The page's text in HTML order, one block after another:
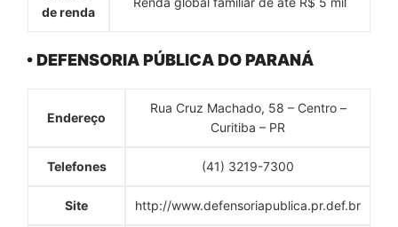
de renda
• DEFENSORIA PÚBLICA DO PARANÁ
Endereço
Rua Cruz Machado, 58 – Centro –
Curitiba – PR
Telefones (41) 3219-7300
Site http://www.defensoriapublica.pr.def.br